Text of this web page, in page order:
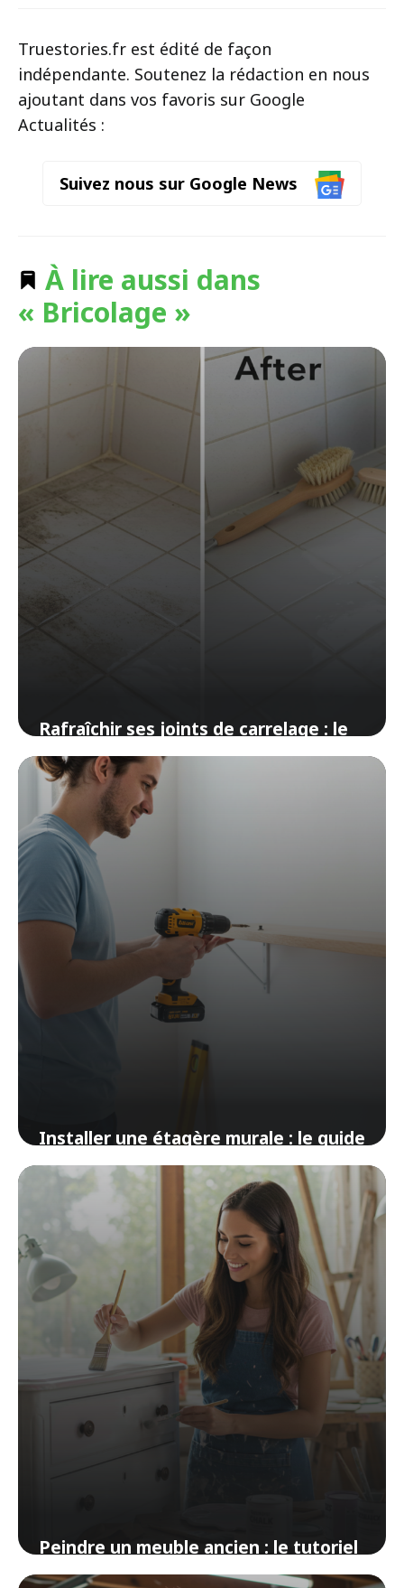
Truestories.fr est édité de façon
indépendante. Soutenez la rédaction en nous
ajoutant dans vos favoris sur Google
Actualités :
Suivez nous sur Google News
À lire aussi dans
« Bricolage »
Rafraîchir ses joints de carrelage : le
tuto express
19 avril 2026
Installer une étagère murale : le guide
pour les nuls en bricolage
14 avril 2026
Peindre un meuble ancien : le tutoriel
complet sans ponçage